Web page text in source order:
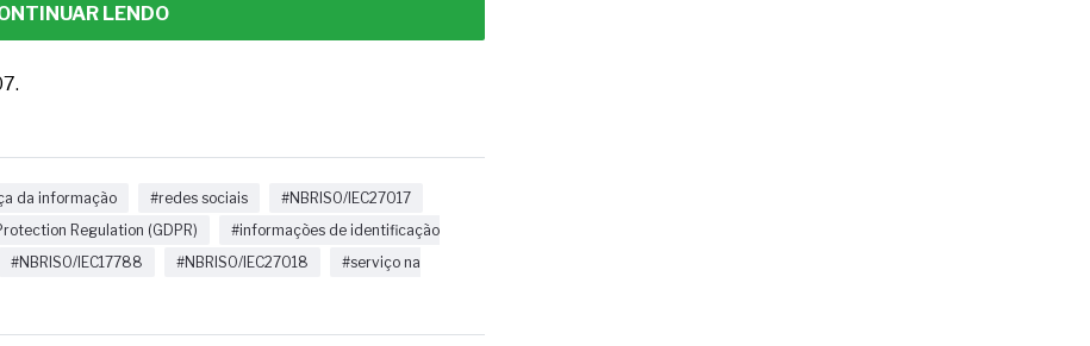
LENDO
da informação #redes sociais
#NBRISO/IEC27017
Regulation (GDPR)
#informações de identificação
#NBRISO/IEC17788 #NBRISO/IEC27018
#serviço na